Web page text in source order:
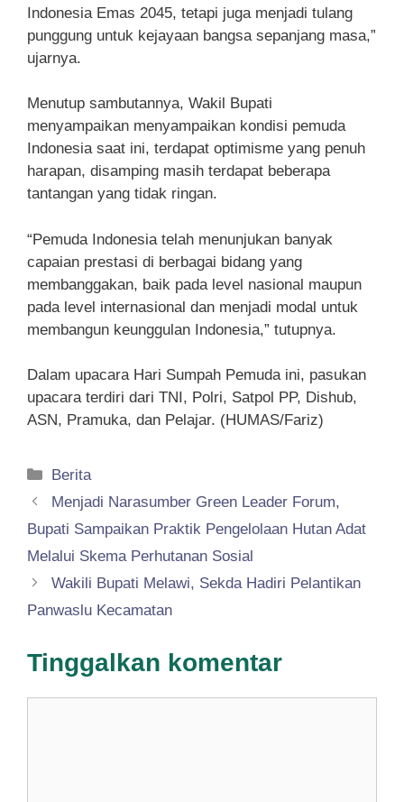
Indonesia Emas 2045, tetapi juga menjadi tulang
punggung untuk kejayaan bangsa sepanjang masa,”
ujarnya.
Menutup sambutannya, Wakil Bupati
menyampaikan menyampaikan kondisi pemuda
Indonesia saat ini, terdapat optimisme yang penuh
harapan, disamping masih terdapat beberapa
tantangan yang tidak ringan.
“Pemuda Indonesia telah menunjukan banyak
capaian prestasi di berbagai bidang yang
membanggakan, baik pada level nasional maupun
pada level internasional dan menjadi modal untuk
membangun keunggulan Indonesia,” tutupnya.
Dalam upacara Hari Sumpah Pemuda ini, pasukan
upacara terdiri dari TNI, Polri, Satpol PP, Dishub,
ASN, Pramuka, dan Pelajar. (HUMAS/Fariz)
Kategori
Berita
Menjadi Narasumber Green Leader Forum,
Bupati Sampaikan Praktik Pengelolaan Hutan Adat
Melalui Skema Perhutanan Sosial
Wakili Bupati Melawi, Sekda Hadiri Pelantikan
Panwaslu Kecamatan
Tinggalkan komentar